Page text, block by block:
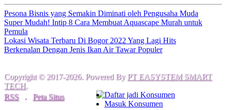
Pesona Bisnis yang Semakin Diminati oleh Pengusaha Muda
Super Mudah! Intip 8 Cara Membuat Aquascape Murah untuk
Pemula
Lokasi Wisata Terbaru Di Bogor 2022 Yang Lagi Hits
Berkenalan Dengan Jenis Ikan Air Tawar Populer
Copyright © 2017-2026. Powered By PT EASYSTEM SMART
TECH.
RSS
. Peta Situs
Daftar jadi Konsumen
Masuk Konsumen